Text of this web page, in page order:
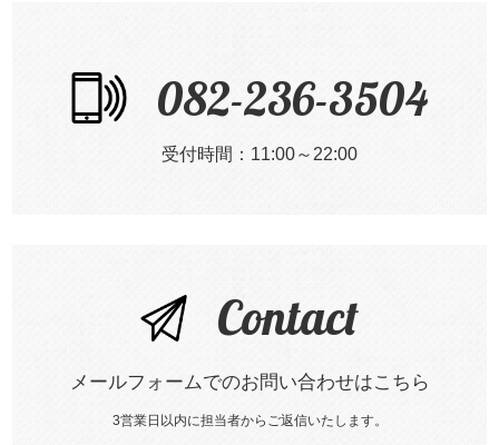
082-236-3504
受付時間：11:00～22:00
Contact
メールフォームでのお問い合わせはこちら
3営業日以内に担当者からご返信いたします。